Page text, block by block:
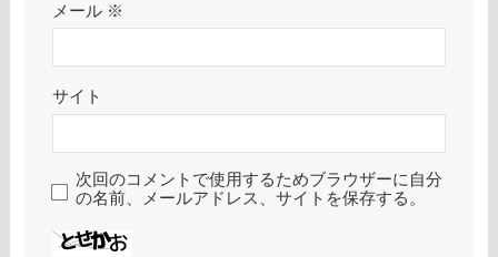
メール ※
サイト
次回のコメントで使用するためブラウザーに自分
の名前、メールアドレス、サイトを保存する。